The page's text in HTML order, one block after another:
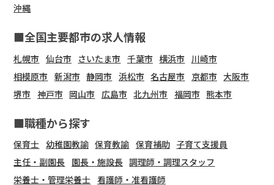
沖縄
■全国主要都市の求人情報
札幌市 仙台市 さいたま市 千葉市 横浜市
川崎市
相模原市 新潟市 静岡市 浜松市 名古屋市 京都市 大阪市
堺市 神戸市 岡山市 広島市 北九州市 福岡市 熊本市
■職種から探す
保育士 幼稚園教諭 保育教諭 保育補助 子育て支援員
主任・副園長 園長・施設長 調理師・調理スタッフ
栄養士・管理栄養士 看護師・准看護師